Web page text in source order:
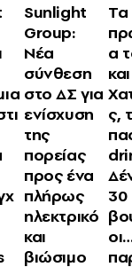
Sunlight
Group:
Νέα
σύνθεση
στο ΔΣ για
ενίσχυση
της
πορείας
προς ένα
πλήρως
ηλεκτρικό
και
βιώσιμο
Τα
α
ς,
30